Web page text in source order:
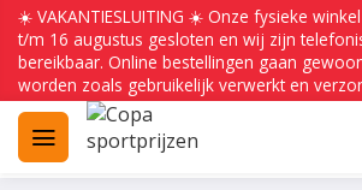
☀️ VAKANTIESLUITING ☀️ Onze fysieke
t/m 16 augustus gesloten en wij zijn
bereikbaar. Online bestellingen gaan
worden zoals gebruikelijk verwerkt en